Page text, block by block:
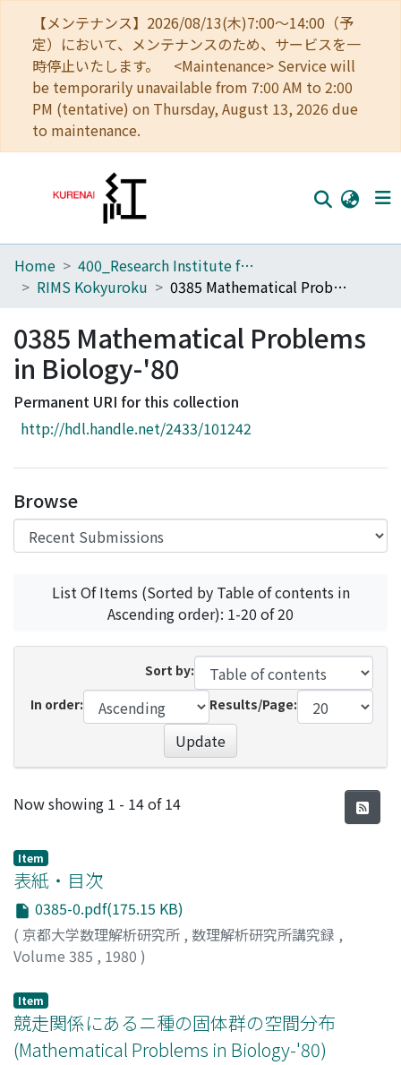
【メンテナンス】2026/08/13(木)7:00～14:00（予
定）において、メンテナンスのため、サービスを一
時停止いたします。 <Maintenance> Service will
be temporarily unavailable from 7:00 AM to 2:00
PM (tentative) on Thursday, August 13, 2026 due
to maintenance.
Home
Browse
Download Ranking
Access Statistics
Home
400_Research Institute for Mathematical Sciences
RIMS Kokyuroku
0385 Mathematical Problems in Biology-'80
0385 Mathematical Problems
in Biology-'80
Permanent URI for this collection
http://hdl.handle.net/2433/101242
Browse
List Of Items (Sorted by Table of contents in
Ascending order): 1-20 of 20
Sort by:
In order:
Results/Page:
Update
Recent Submissions
Now showing 1 - 14 of 14
Item
表紙・目次
0385-0.pdf(175.15 KB)
( 京都大学数理解析研究所 , 数理解析研究所講究録 ,
Volume 385 , 1980 )
Item
競走関係にあるニ種の固体群の空間分布
(Mathematical Problems in Biology-'80)